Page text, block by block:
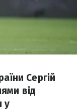
Сергій
від
у